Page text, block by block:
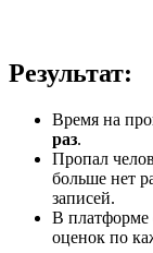
Результат:
Время на
раз.
Пропал
больше нет
записей.
В платформе
оценок по